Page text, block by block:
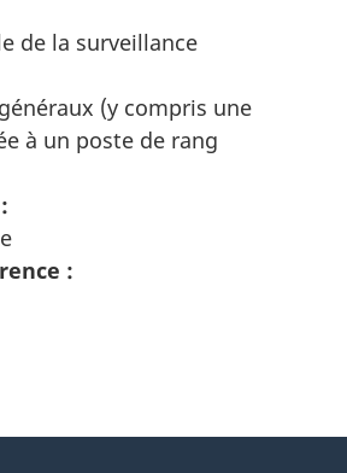
de la surveillance
(y compris une
à un poste de rang
: